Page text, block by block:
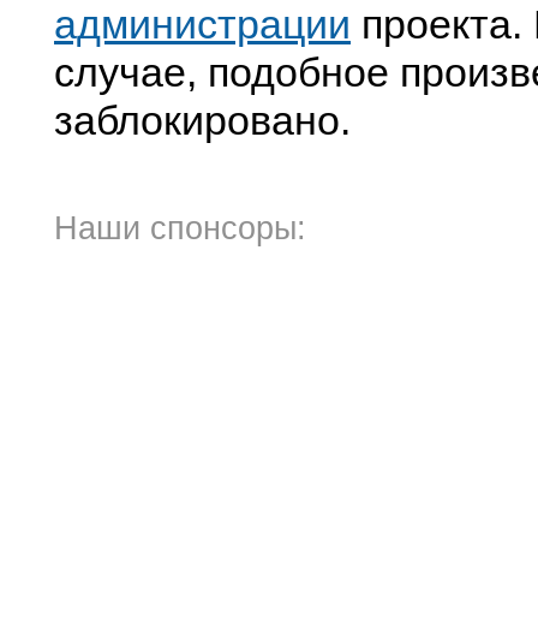
администрации
случае, подобное
заблокировано.
Наши спонсоры: